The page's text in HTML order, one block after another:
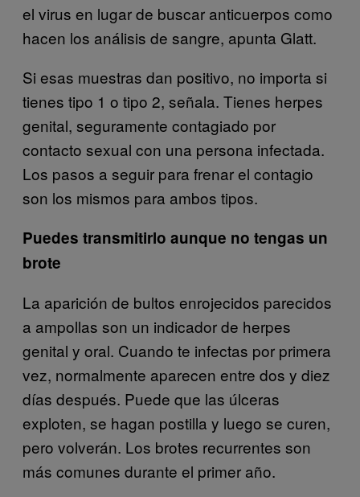
el virus en lugar de buscar anticuerpos como
hacen los análisis de sangre, apunta Glatt.
Si esas muestras dan positivo, no importa si
tienes tipo 1 o tipo 2, señala. Tienes herpes
genital, seguramente contagiado por
contacto sexual con una persona infectada.
Los pasos a seguir para frenar el contagio
son los mismos para ambos tipos.
Puedes transmitirlo aunque no tengas un
brote
La aparición de bultos enrojecidos parecidos
a ampollas son un indicador de herpes
genital y oral. Cuando te infectas por primera
vez, normalmente aparecen entre dos y diez
días después. Puede que las úlceras
exploten, se hagan postilla y luego se curen,
pero volverán. Los brotes recurrentes son
más comunes durante el primer año.